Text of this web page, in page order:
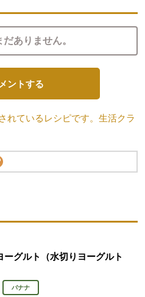
ありません。
ントする
れているレシピです。生活クラ
ウで開きます。
ーグルト（水切りヨーグルト
バナナ